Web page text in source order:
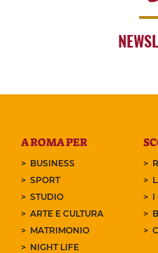
A ROMA PER
BUSINESS
SPORT
STUDIO
ARTE E CULTURA
MATRIMONIO
NIGHT LIFE
I